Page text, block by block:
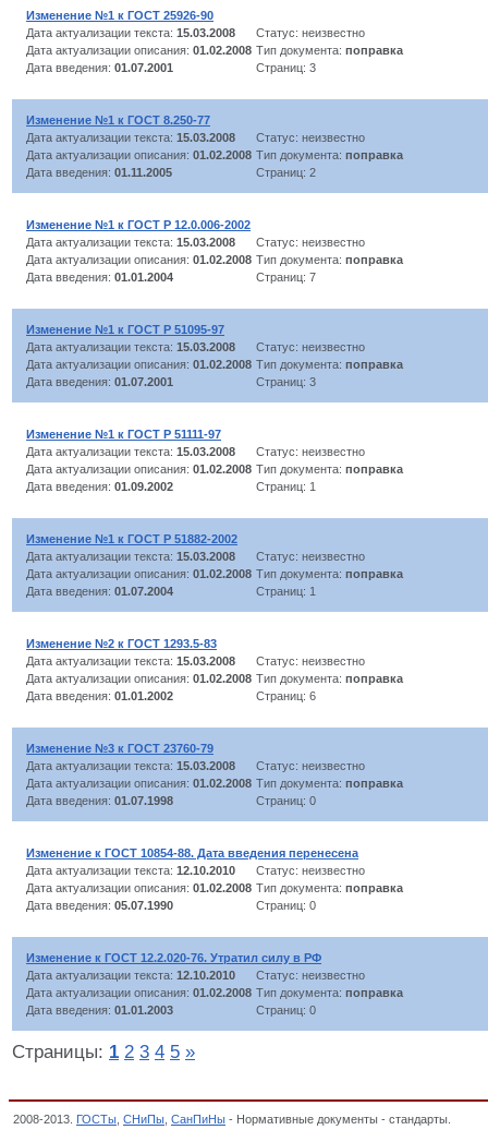
Изменение №1 к ГОСТ 25926-90
Дата актуализации текста: 15.03.2008
Статус: неизвестно
Дата актуализации описания: 01.02.2008 Тип документа: поправка
Дата введения: 01.07.2001 Страниц: 3
Изменение №1 к ГОСТ 8.250-77
Дата актуализации текста: 15.03.2008
Статус: неизвестно
Дата актуализации описания: 01.02.2008 Тип документа: поправка
Дата введения: 01.11.2005 Страниц: 2
Изменение №1 к ГОСТ Р 12.0.006-2002
Дата актуализации текста: 15.03.2008
Статус: неизвестно
Дата актуализации описания: 01.02.2008 Тип документа: поправка
Дата введения: 01.01.2004 Страниц: 7
Изменение №1 к ГОСТ Р 51095-97
Дата актуализации текста: 15.03.2008
Статус: неизвестно
Дата актуализации описания: 01.02.2008 Тип документа: поправка
Дата введения: 01.07.2001 Страниц: 3
Изменение №1 к ГОСТ Р 51111-97
Дата актуализации текста: 15.03.2008
Статус: неизвестно
Дата актуализации описания: 01.02.2008 Тип документа: поправка
Дата введения: 01.09.2002 Страниц: 1
Изменение №1 к ГОСТ Р 51882-2002
Дата актуализации текста: 15.03.2008
Статус: неизвестно
Дата актуализации описания: 01.02.2008 Тип документа: поправка
Дата введения: 01.07.2004 Страниц: 1
Изменение №2 к ГОСТ 1293.5-83
Дата актуализации текста: 15.03.2008
Статус: неизвестно
Дата актуализации описания: 01.02.2008 Тип документа: поправка
Дата введения: 01.01.2002 Страниц: 6
Изменение №3 к ГОСТ 23760-79
Дата актуализации текста: 15.03.2008
Статус: неизвестно
Дата актуализации описания: 01.02.2008 Тип документа: поправка
Дата введения: 01.07.1998 Страниц: 0
Изменение к ГОСТ 10854-88. Дата введения перенесена
Дата актуализации текста: 12.10.2010
Статус: неизвестно
Дата актуализации описания: 01.02.2008 Тип документа: поправка
Дата введения: 05.07.1990 Страниц: 0
Изменение к ГОСТ 12.2.020-76. Утратил силу в РФ
Дата актуализации текста: 12.10.2010
Статус: неизвестно
Дата актуализации описания: 01.02.2008 Тип документа: поправка
Дата введения: 01.01.2003 Страниц: 0
Страницы: 1 2 3 4 5 »
2008-2013. ГОСТы СНиПы СанПиНы - Нормативные документы - стандарты.